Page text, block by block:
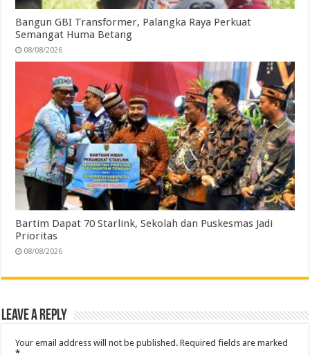
Bangun GBI Transformer, Palangka Raya Perkuat
Semangat Huma Betang
08/08/2026
Bartim Dapat 70 Starlink, Sekolah dan Puskesmas Jadi
Prioritas
08/08/2026
Leave a Reply
Your email address will not be published. Required fields are marked
*